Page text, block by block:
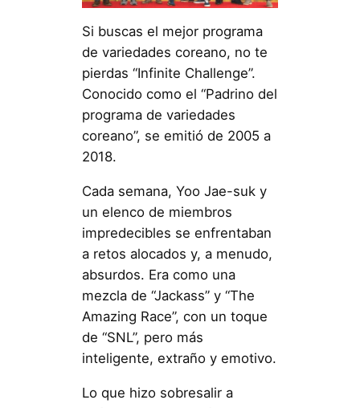
Si buscas el mejor programa
de variedades coreano, no te
pierdas “Infinite Challenge”.
Conocido como el “Padrino del
programa de variedades
coreano”, se emitió de 2005 a
2018.
Cada semana, Yoo Jae-suk y
un elenco de miembros
impredecibles se enfrentaban
a retos alocados y, a menudo,
absurdos. Era como una
mezcla de “Jackass” y “The
Amazing Race”, con un toque
de “SNL”, pero más
inteligente, extraño y emotivo.
Lo que hizo sobresalir a